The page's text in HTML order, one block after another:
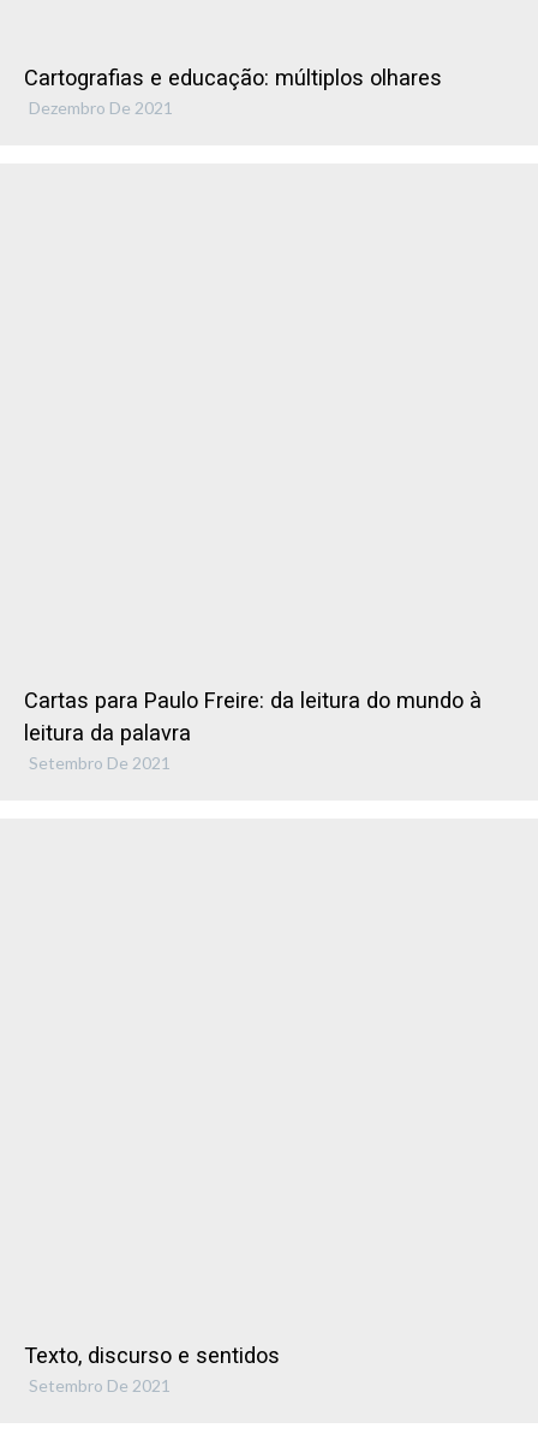
Cartografias e educação: múltiplos olhares
Dezembro De 2021
Cartas para Paulo Freire: da leitura do mundo à
leitura da palavra
Setembro De 2021
Texto, discurso e sentidos
Setembro De 2021